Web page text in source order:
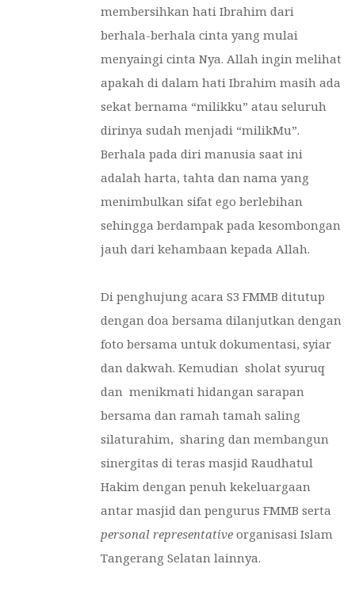
membersihkan hati Ibrahim dari
berhala-berhala cinta yang mulai
menyaingi cinta Nya. Allah ingin melihat
apakah di dalam hati Ibrahim masih ada
sekat bernama “milikku” atau seluruh
dirinya sudah menjadi “milikMu”.
Berhala pada diri manusia saat ini
adalah harta, tahta dan nama yang
menimbulkan sifat ego berlebihan
sehingga berdampak pada kesombongan
jauh dari kehambaan kepada Allah.
Di penghujung acara S3 FMMB ditutup
dengan doa bersama dilanjutkan dengan
foto bersama untuk dokumentasi, syiar
dan dakwah. Kemudian sholat syuruq
dan menikmati hidangan sarapan
bersama dan ramah tamah saling
silaturahim, sharing dan membangun
sinergitas di teras masjid Raudhatul
Hakim dengan penuh kekeluargaan
antar masjid dan pengurus FMMB serta
personal representative organisasi Islam
Tangerang Selatan lainnya.